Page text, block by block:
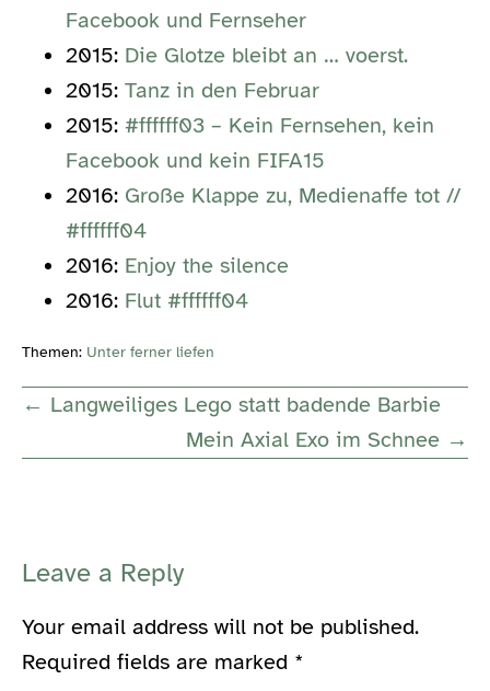
Facebook und Fernseher
2015: Die Glotze bleibt an … voerst.
2015: Tanz in den Februar
2015: #ffffff03 – Kein Fernsehen, kein
Facebook und kein FIFA15
2016: Große Klappe zu, Medienaffe tot //
#ffffff04
2016: Enjoy the silence
2016: Flut #ffffff04
Themen: Unter ferner liefen
Post
← Langweiliges Lego statt badende Barbie
Mein Axial Exo im Schnee →
Leave a Reply
Your email address will not be published.
Required fields are marked *